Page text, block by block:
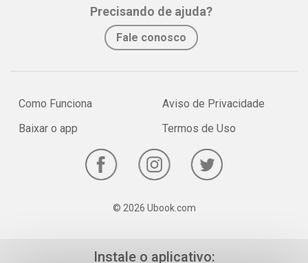
Precisando de ajuda?
Fale conosco
Como Funciona
Baixar o app
Aviso de Privacidade
Termos de Uso
© 2026 Ubook.com
Instale o aplicativo: